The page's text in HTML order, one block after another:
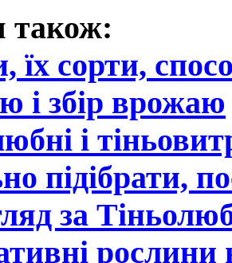
також:
їх сорти,
і збір врожаю
і
підібрати,
за
рослини